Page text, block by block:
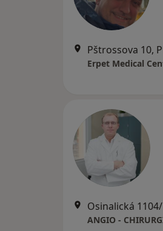
Pštrossova 10,
Erpet Medical
Osinalická
ANGIO -